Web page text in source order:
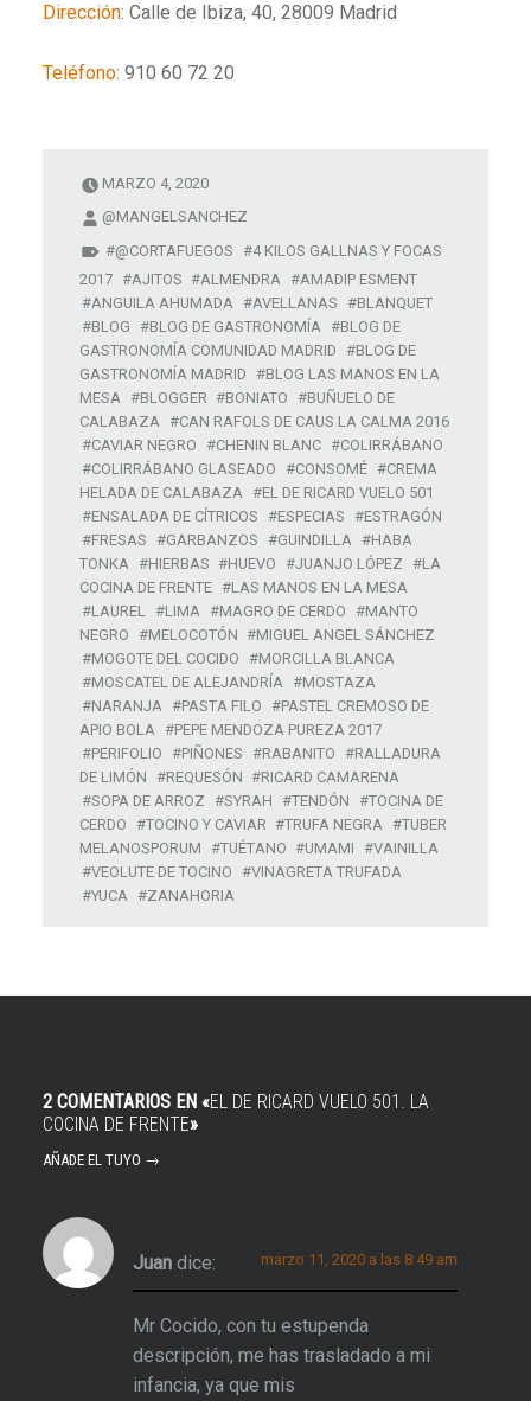
Dirección: Calle de Ibiza, 40, 28009 Madrid
Teléfono: 910 60 72 20
MARZO 4, 2020
@MANGELSANCHEZ
@CORTAFUEGOS
4 KILOS GALLNAS Y FOCAS
2017
AJITOS ALMENDRA
AMADIP ESMENT
ANGUILA AHUMADA
AVELLANAS
BLANQUET
BLOG
BLOG DE GASTRONOMÍA
BLOG DE
GASTRONOMÍA COMUNIDAD MADRID
BLOG DE
GASTRONOMÍA MADRID
BLOG LAS MANOS EN LA
MESA
BLOGGER BONIATO
BUÑUELO DE
CALABAZA
CAN RAFOLS DE CAUS LA CALMA 2016
CAVIAR NEGRO
CHENIN BLANC
COLIRRÁBANO
COLIRRÁBANO GLASEADO
CONSOMÉ
CREMA
HELADA DE CALABAZA
EL DE RICARD VUELO 501
ENSALADA DE CÍTRICOS
ESPECIAS
ESTRAGÓN
FRESAS
GARBANZOS GUINDILLA
HABA
TONKA
HIERBAS HUEVO JUANJO LÓPEZ
LA
COCINA DE FRENTE
LAS MANOS EN LA MESA
LAUREL
LIMA MAGRO DE CERDO
MANTO
NEGRO
MELOCOTÓN
MIGUEL ANGEL SÁNCHEZ
MOGOTE DEL COCIDO
MORCILLA BLANCA
MOSCATEL DE ALEJANDRÍA
MOSTAZA
NARANJA
PASTA FILO
PASTEL CREMOSO DE
APIO BOLA
PEPE MENDOZA PUREZA 2017
PERIFOLIO
PIÑONES RABANITO
RALLADURA
DE LIMÓN
REQUESÓN
RICARD CAMARENA
SOPA DE ARROZ
SYRAH TENDÓN
TOCINA DE
CERDO
TOCINO Y CAVIAR TRUFA NEGRA
TUBER
MELANOSPORUM
TUÉTANO UMAMI
VAINILLA
VEOLUTE DE TOCINO
VINAGRETA TRUFADA
YUCA
ZANAHORIA
2 COMENTARIOS EN «EL DE RICARD VUELO 501. LA
COCINA DE FRENTE»
AÑADE EL TUYO →
Juan dice: marzo 11, 2020 a las 8:49 am
Mr Cocido, con tu estupenda
descripción, me has trasladado a mi
infancia, ya que mis